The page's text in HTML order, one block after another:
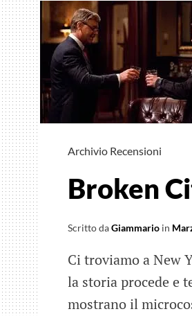
Archivio Recensioni
Broken
Scritto daGiammario in
Ci troviamo a New
la storia procede e
mostrano il